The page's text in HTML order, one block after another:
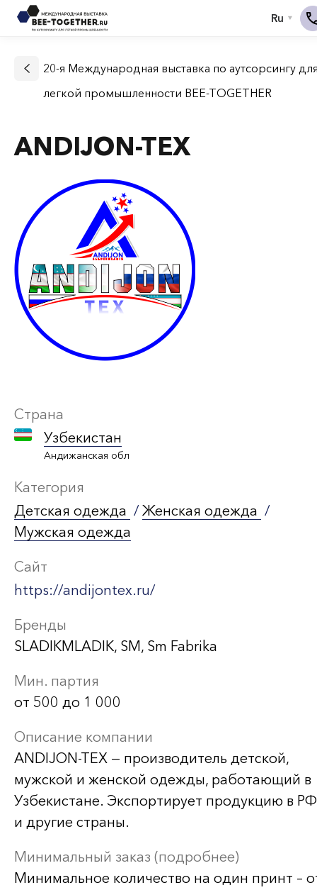
20-я Международная выставка по аутсорсингу
легкой промышленности BEE-TOGETHER
ANDIJON-TEX
Страна
Узбекистан
Андижанская обл
Категория
Детская одежда / Женская одежда /
Мужская одежда
Сайт
https://andijontex.ru/
Бренды
SLADIKMLADIK, SM, Sm Fabrika
Мин. партия
от 500 до 1 000
Описание компании
ANDIJON-TEX — производитель детской,
мужской и женской одежды, работающий в
Узбекистане. Экспортирует продукцию в РФ
и другие страны.
Минимальный заказ (подробнее)
Минимальное количество на один принт –